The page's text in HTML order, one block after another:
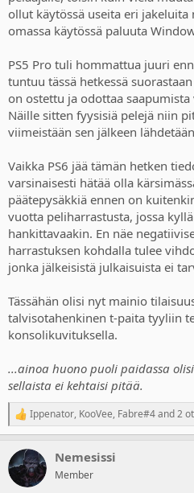
components, especially
As you can see from Sony's internal
Generally the highly popular live
as Call of Duty, NBA 2K, FIFA etc,
are constantly launching them
constantly switching discs, thus
different play and consumer
Then there's a MASSIVE audience
accounted for in any of this data;
and sell used physical games,
many new games, but still buy/own
services etc. Everything from poor
meaningless, even if digital
revenue/sales, especially when
context and/or focus on single
PlayStation's bread and butter.
Keep in mind platforms make a 15%
on physical games, while they get a
Likewise first party lose a 30% cut to
keep all of the revenue on digital.
As I said before, this move to kill
trying to make far more profit and
of consumer ownership, control,
laitteita 1990-luvulta asti.
ollut käytössä useita eri
omassa käytössä paluuta
PS5 Pro tuli hommattua juuri
tuntuu tässä hetkessä
on ostettu ja odottaa
Näille sitten fyysisiä pelejä niin
viimeistään sen jälkeen
Vaikka PS6 jää tämän hetken
varsinaisesti hätää olla
päätepysäkkiä ennen on
vuotta peliharrastusta, jossa
hankittavaakin. En näe
harrastuksen kohdalla tulee
jonka jälkeisistä julkaisuista ei
Tässähän olisi nyt mainio
talvisotahenkinen t-paita tyyliin
konsolikuvituksella.
...ainoa huono puoli paidassa
sellaista ei kehtaisi pitää.
R
e
c
t
i
Ippenator, KooVee, Fabre#4and 2
Nemesissi
Member